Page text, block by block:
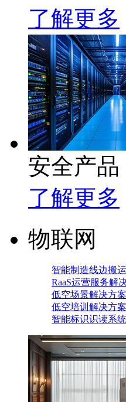
了解更多
安全产品
了解更多
物联网
智能制造线边搬
RaaS运营服务解
低空场景解决方案
低空培训解决方案
智能标识识读系